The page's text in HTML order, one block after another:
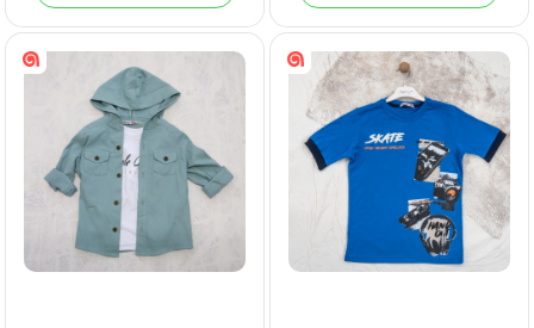
4ADET 1-4 YAŞ
FÜME HAKİ İNDİGO
4ADET 6-18